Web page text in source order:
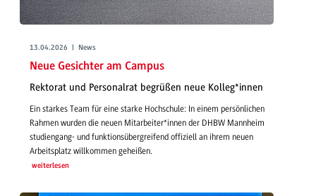
13.04.2026 | News
Neue Gesichter am Campus
Rektorat und Personalrat begrüßen neue Kolleg*innen
Ein starkes Team für eine starke Hochschule: In einem persönlichen
Rahmen wurden die neuen Mitarbeiter*innen der DHBW Mannheim
studiengang- und funktionsübergreifend offiziell an ihrem neuen
Arbeitsplatz willkommen geheißen.
weiterlesen